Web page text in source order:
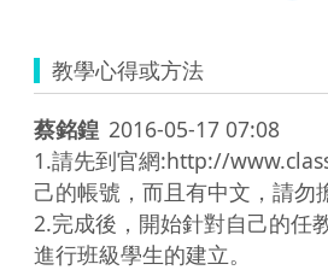
教學心得或方法
蔡銘鍠 2016-05-17 07:08
1.請先到官網:http://
己的帳號，而且有中文，請勿
2.完成後，開始針對自己的任
進行班級學生的建立。